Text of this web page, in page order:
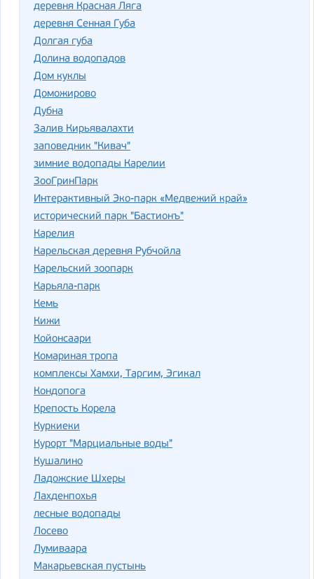
деревня Красная Ляга
деревня Сенная Губа
Долгая губа
Долина водопадов
Дом куклы
Доможирово
Дубна
Залив Кирьявалахти
заповедник "Кивач"
зимние водопады Карелии
ЗооГринПарк
Интерактивный Эко-парк «Медвежий край»
исторический парк "Бастионъ"
Карелия
Карельская деревня Рубчойла
Карельский зоопарк
Карьяла-парк
Кемь
Кижи
Койонсаари
Комариная тропа
комплексы Хамхи, Таргим, Эгикал
Кондопога
Крепость Корела
Куркиеки
Курорт "Марциальные воды"
Кушалино
Ладожские Шхеры
Лахденпохья
лесные водопады
Лосево
Лумиваара
Макарьевская пустынь